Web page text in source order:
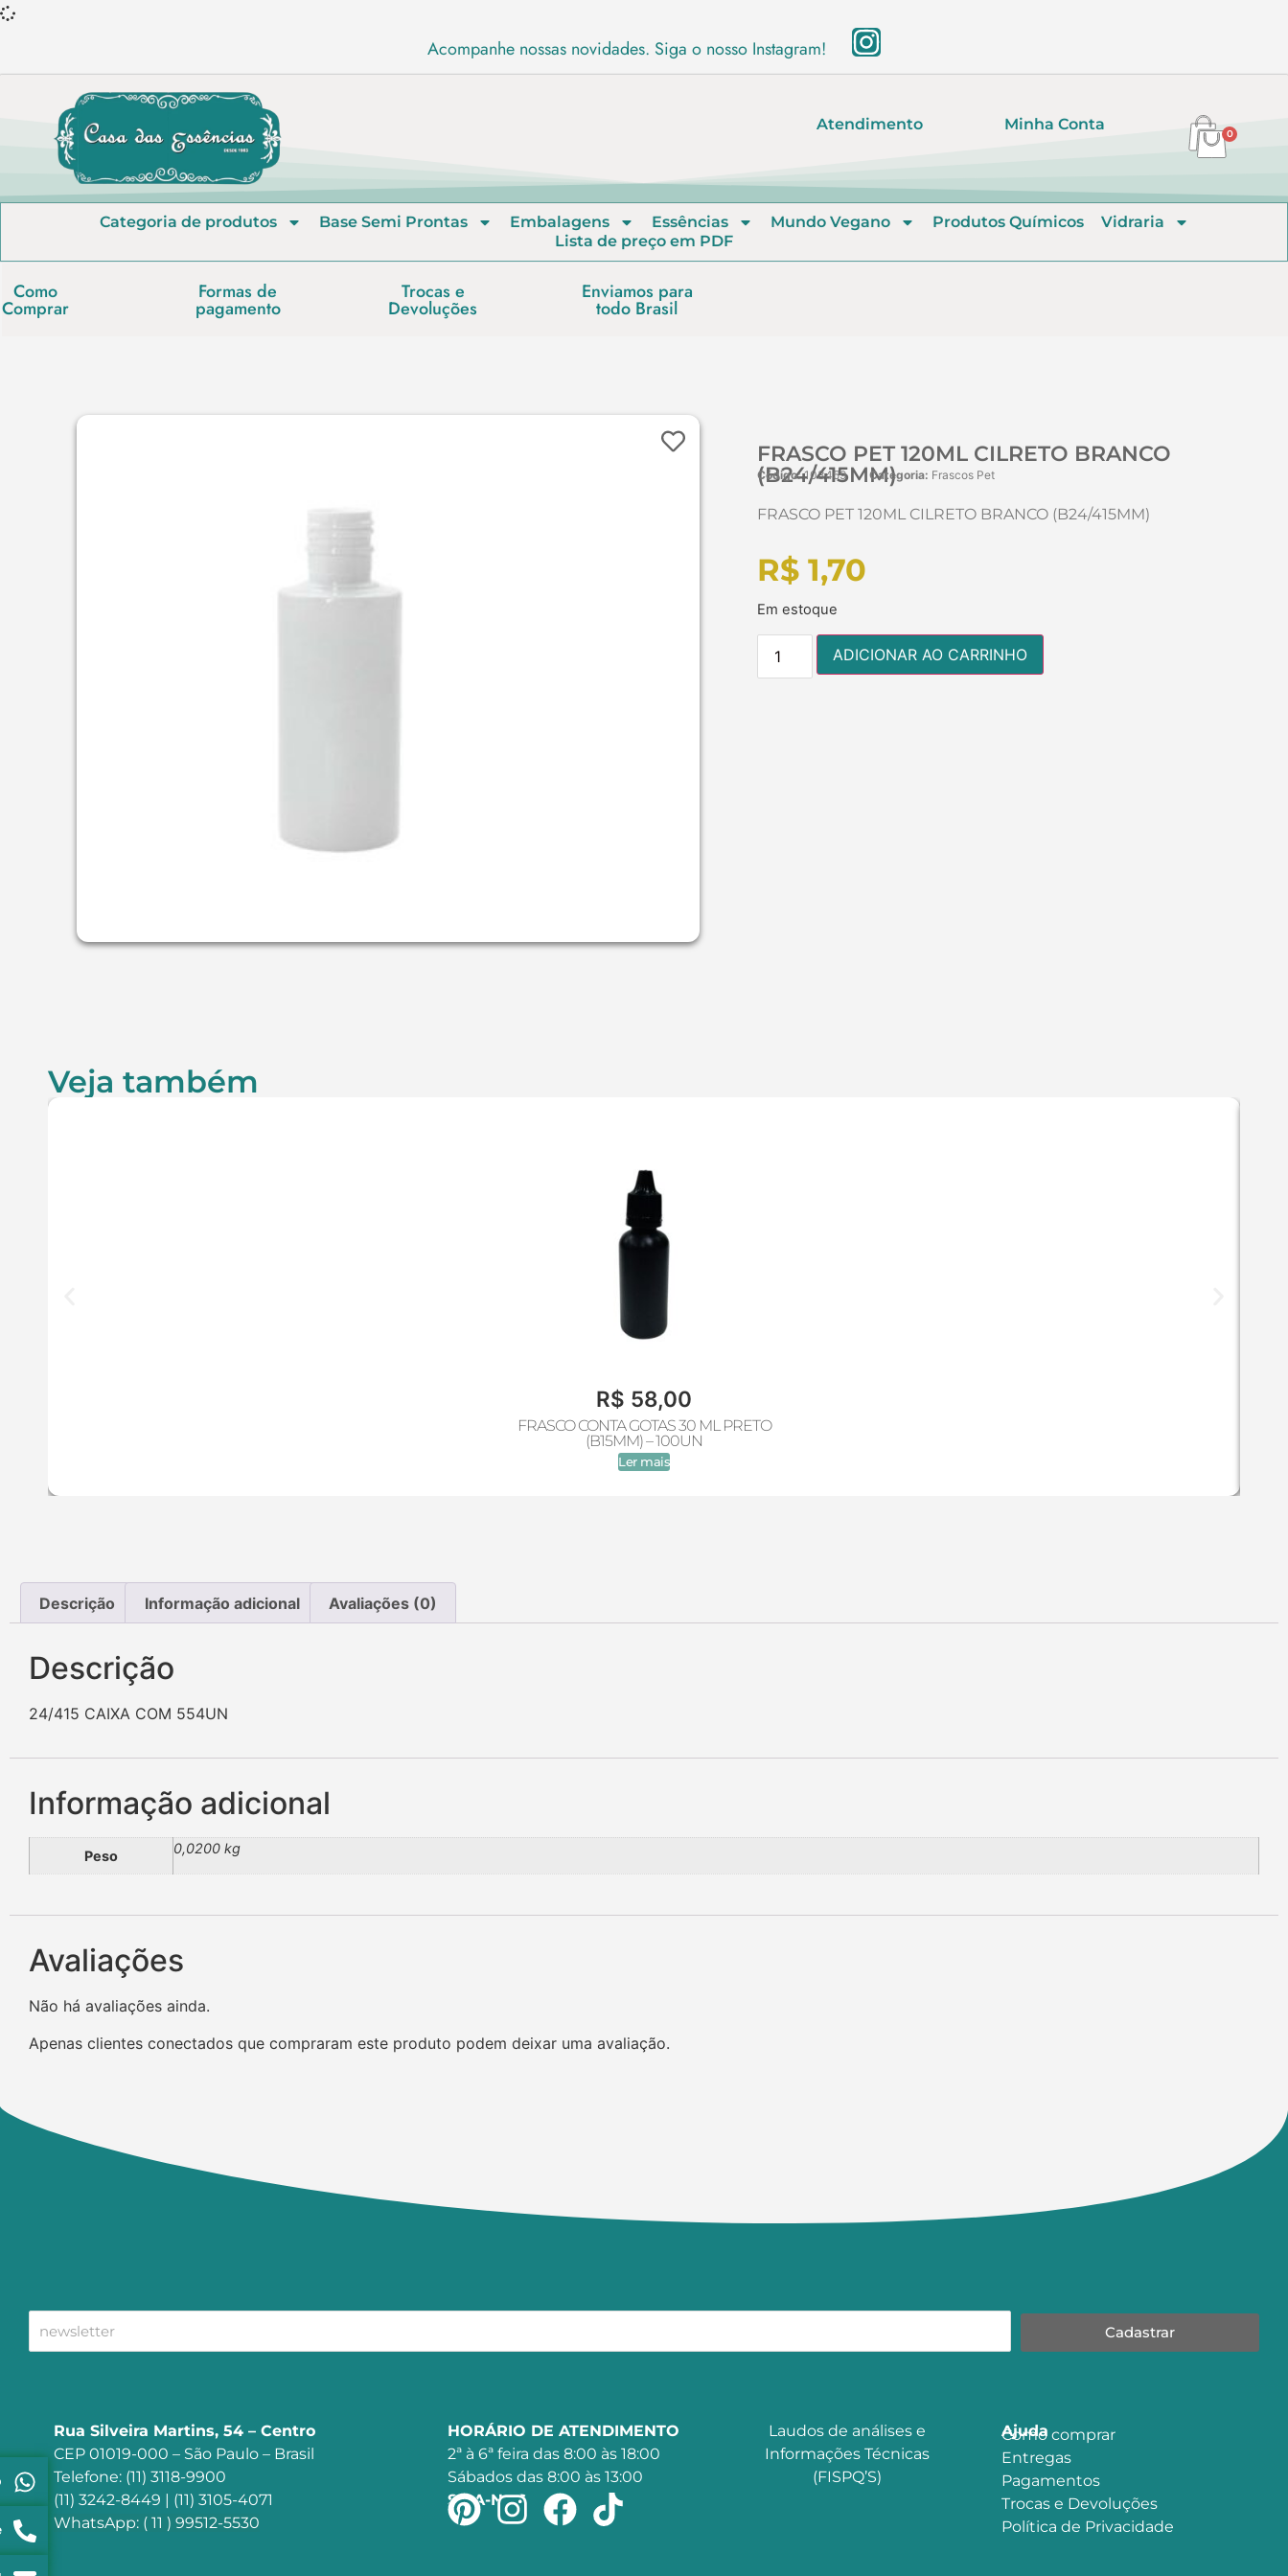
Acompanhe nossas novidades. Siga o nosso Instagram!
Atendimento Minha Conta
0
Categoria de produtos Base Semi Prontas Embalagens Essências Mundo Vegano Produtos Químicos
Vidraria
Lista de preço em PDF
Como
Comprar
Formas de
pagamento
Trocas e
Devoluções
Enviamos para
todo Brasil
FRASCO PET 120ML CILRETO BRANCO
(B24/415MM)
Código:103459 Categoria: Frascos Pet
FRASCO PET 120ML CILRETO BRANCO (B24/415MM)
R$ 1,70
Em estoque
ADICIONAR AO CARRINHO
Veja também
R$ 58,00
FRASCO CONTA GOTAS 30 ML PRETO
(B15MM) – 100UN
Ler mais
Descrição Informação adicional Avaliações (0)
Descrição
24/415 CAIXA COM 554UN
Informação adicional
Peso 0,0200 kg
Avaliações
Não há avaliações ainda.
Apenas clientes conectados que compraram este produto podem deixar uma avaliação.
Cadastrar
Rua Silveira Martins, 54 – Centro
CEP 01019-000 – São Paulo – Brasil
Telefone: (11) 3118-9900
(11) 3242-8449 | (11) 3105-4071
WhatsApp: ( 11 ) 99512-5530
HORÁRIO DE ATENDIMENTO
2ª à 6ª feira das 8:00 às 18:00
Sábados das 8:00 às 13:00
SIGA-NOS
Laudos de análises e
Informações Técnicas
(FISPQ’S)
Ajuda
Como comprar
Entregas
Pagamentos
Trocas e Devoluções
Política de Privacidade